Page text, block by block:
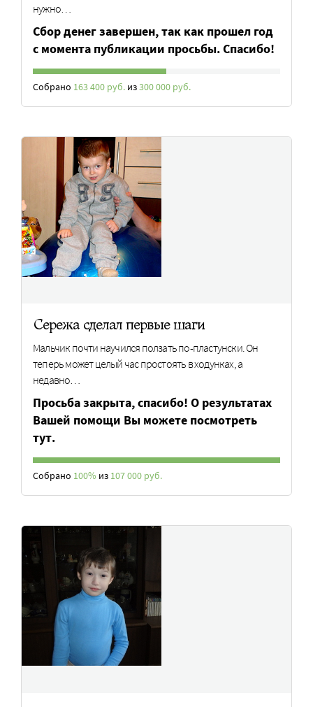
нужно…
Сбор денег завершен, так как прошел год
с момента публикации просьбы. Спасибо!
Собрано 163 400 руб. из300 000 руб.
Сережа сделал первые шаги
Мальчик почти научился ползать по-пластунски. Он
теперь может целый час простоять в ходунках, а
недавно…
Просьба закрыта, спасибо! О результатах
Вашей помощи Вы можете посмотреть
тут.
Собрано 100% из 107 000 руб.